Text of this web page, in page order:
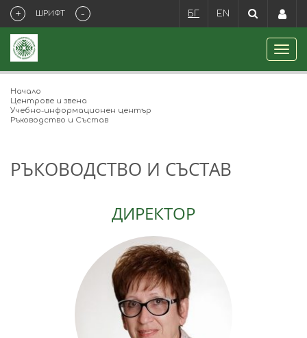
+ ШРИФТ - БГ EN
Начало
Центрове и звена
Учебно-информационен център
Ръководство и Състав
РЪКОВОДСТВО И СЪСТАВ
ДИРЕКТОР